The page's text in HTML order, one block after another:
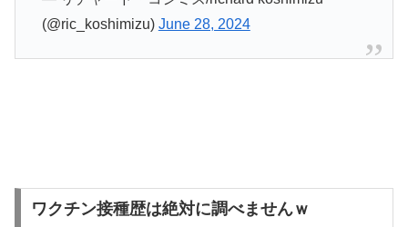
(@ric_koshimizu) June 28, 2024
ワクチン接種歴は絶対に調べませんｗ